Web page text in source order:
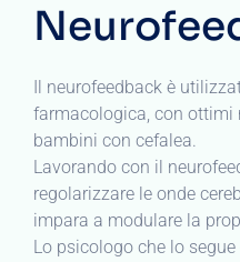
Il neurofeedback è
farmacologica, con
bambini con cefalea.
Lavorando con il
regolarizzare le onde
impara a modulare la
Lo psicologo che lo